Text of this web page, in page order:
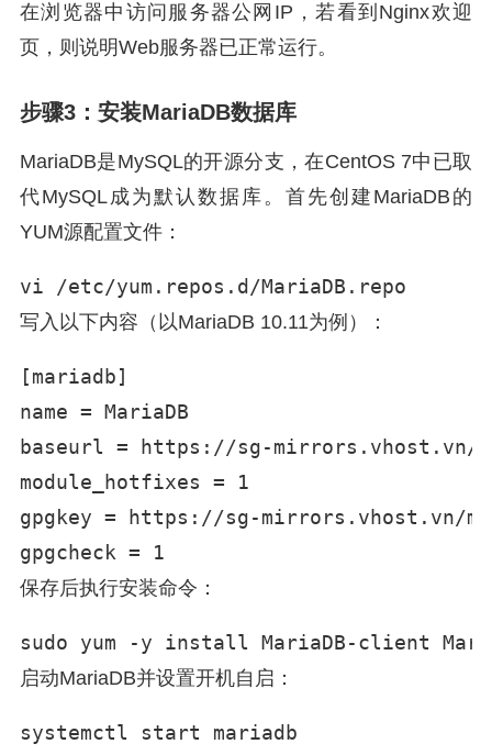
在浏览器中访问服务器公网IP，若看到Nginx欢迎
页，则说明Web服务器已正常运行。
步骤3：安装MariaDB数据库
MariaDB是MySQL的开源分支，在CentOS 7中已取
代MySQL成为默认数据库。首先创建MariaDB的
YUM源配置文件：
vi /etc/yum.repos.d/MariaDB.repo
写入以下内容（以MariaDB 10.11为例）：
[mariadb]
name = MariaDB
baseurl = https://sg-mirrors.vhost.vn/
module_hotfixes = 1
gpgkey = https://sg-mirrors.vhost.vn/
gpgcheck = 1
保存后执行安装命令：
sudo yum -y install MariaDB-client
启动MariaDB并设置开机自启：
systemctl start mariadb